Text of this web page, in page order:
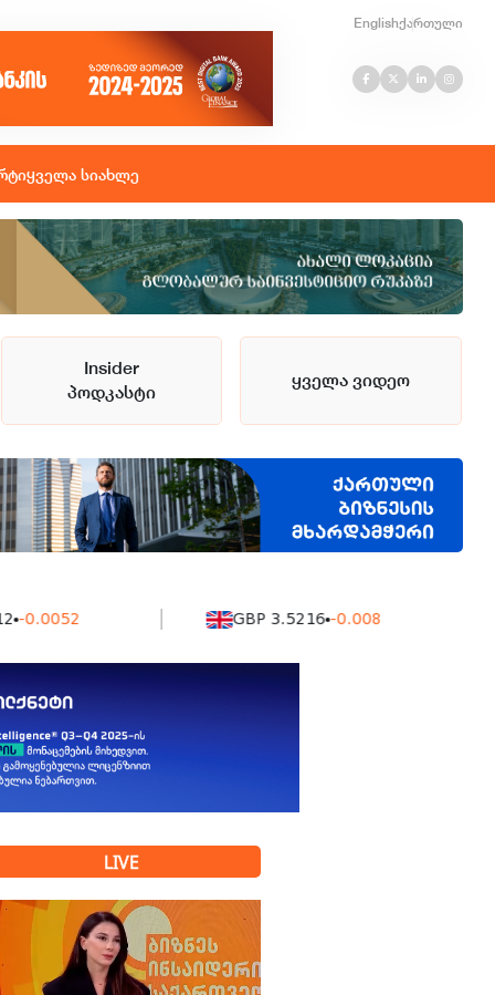
Englishქართული
ყველა სიახლე
Insider
პოდკასტი
ყველა ვიდეო
GBP 3.5216 -0.008
LIVE